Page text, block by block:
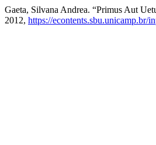
Gaeta, Silvana Andrea. “Primus Aut
2012, https://econtents.sbu.unicamp.br/